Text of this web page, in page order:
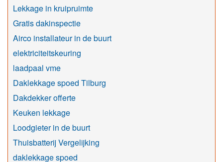
Lekkage in kruipruimte
Gratis dakinspectie
Airco installateur in de buurt
elektriciteitskeuring
laadpaal vme
Daklekkage spoed Tilburg
Dakdekker offerte
Keuken lekkage
Loodgieter in de buurt
Thuisbatterij Vergelijking
daklekkage spoed